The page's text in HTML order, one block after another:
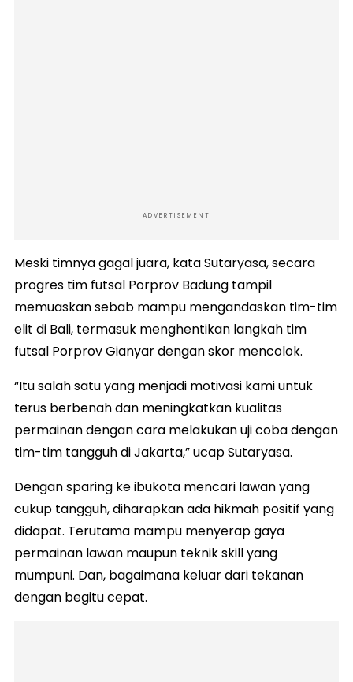
ADVERTISEMENT
Meski timnya gagal juara, kata Sutaryasa, secara
progres tim futsal Porprov Badung tampil
memuaskan sebab mampu mengandaskan tim-tim
elit di Bali, termasuk menghentikan langkah tim
futsal Porprov Gianyar dengan skor mencolok.
“Itu salah satu yang menjadi motivasi kami untuk
terus berbenah dan meningkatkan kualitas
permainan dengan cara melakukan uji coba dengan
tim-tim tangguh di Jakarta,” ucap Sutaryasa.
Dengan sparing ke ibukota mencari lawan yang
cukup tangguh, diharapkan ada hikmah positif yang
didapat. Terutama mampu menyerap gaya
permainan lawan maupun teknik skill yang
mumpuni. Dan, bagaimana keluar dari tekanan
dengan begitu cepat.